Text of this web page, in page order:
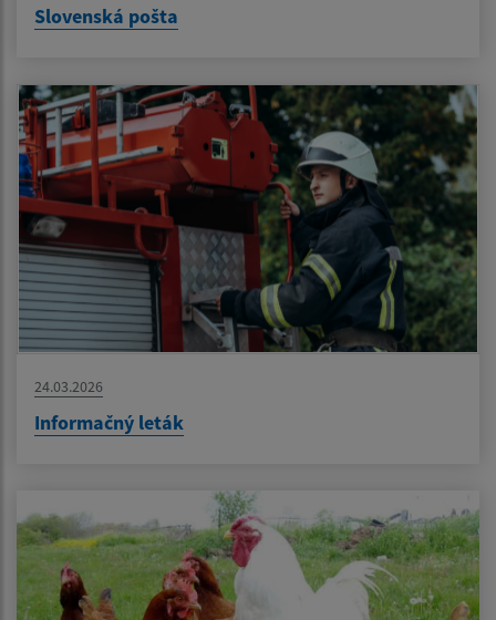
Slovenská pošta
24.03.2026
Informačný leták